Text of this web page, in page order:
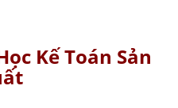
Kế Toán Sản